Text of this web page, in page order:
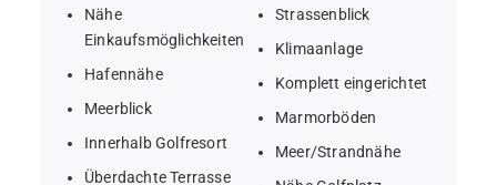
Nähe
Einkaufsmöglichkeiten
Hafennähe
Meerblick
Innerhalb Golfresort
Überdachte Terrasse
Strassenblick
Klimaanlage
Komplett eingerichtet
Marmorböden
Meer/Strandnähe